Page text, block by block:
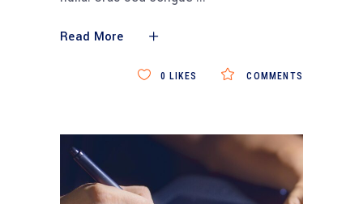
Read More
COMMENTS
0 LIKES